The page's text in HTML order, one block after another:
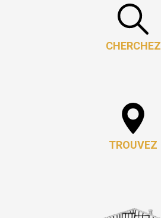
CHERCHEZ
TROUVEZ